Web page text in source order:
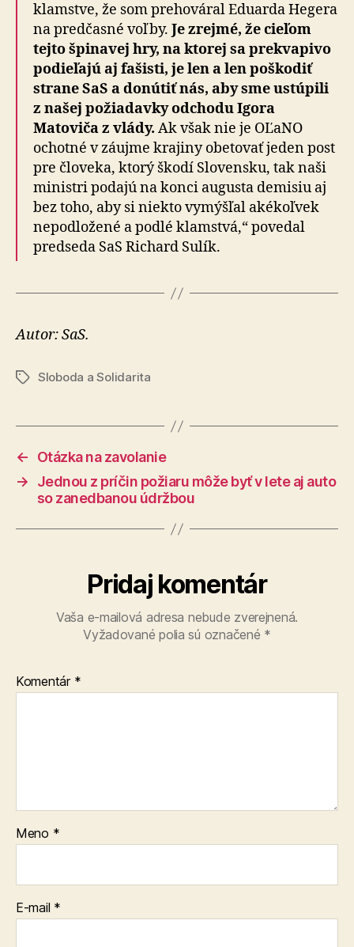
klamstve, že som prehováral Eduarda Hegera
na predčasné voľby. Je zrejmé, že cieľom
tejto špinavej hry, na ktorej sa prekvapivo
podieľajú aj fašisti, je len a len poškodiť
strane SaS a donútiť nás, aby sme ustúpili
z našej požiadavky odchodu Igora
Matoviča z vlády. Ak však nie je OĽaNO
ochotné v záujme krajiny obetovať jeden post
pre človeka, ktorý škodí Slovensku, tak naši
ministri podajú na konci augusta demisiu aj
bez toho, aby si niekto vymýšľal akékoľvek
nepodložené a podlé klamstvá,“ povedal
predseda SaS Richard Sulík.
Autor: SaS.
ZnačkySloboda a Solidarita
←
Otázka na zavolanie
→
Jednou z príčin požiaru môže byť v lete aj auto
so zanedbanou údržbou
Pridaj komentár
Vaša e-mailová adresa nebude zverejnená.
Vyžadované polia sú označené *
Komentár *
Meno *
E-mail *